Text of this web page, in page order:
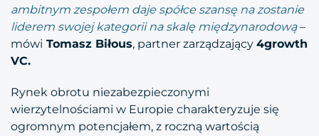
ambitnym zespołem daje spółce szansę na zostanie
liderem swojej kategorii na skalę międzynarodową–
mówi Tomasz Biłous, partner zarządzający 4growth
VC.
Rynek obrotu niezabezpieczonymi
wierzytelnościami w Europie charakteryzuje się
ogromnym potencjałem, z roczną wartością